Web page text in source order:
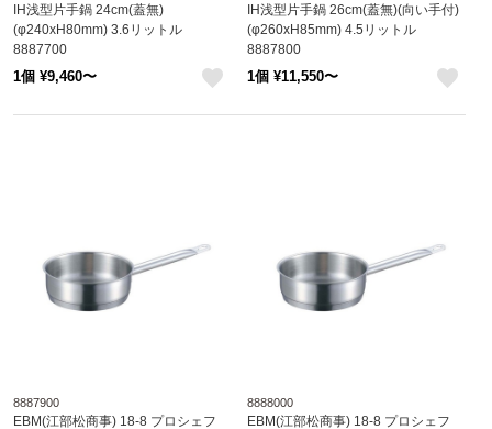
IH浅型片手鍋 24cm(蓋無)
(φ240xH80mm) 3.6リットル
8887700
1個 ¥9,460〜
IH浅型片手鍋 26cm(蓋無)(向い手付)
(φ260xH85mm) 4.5リットル
8887800
1個 ¥11,550〜
8887900
EBM(江部松商事) 18-8 プロシェフ
8888000
EBM(江部松商事) 18-8 プロシェフ